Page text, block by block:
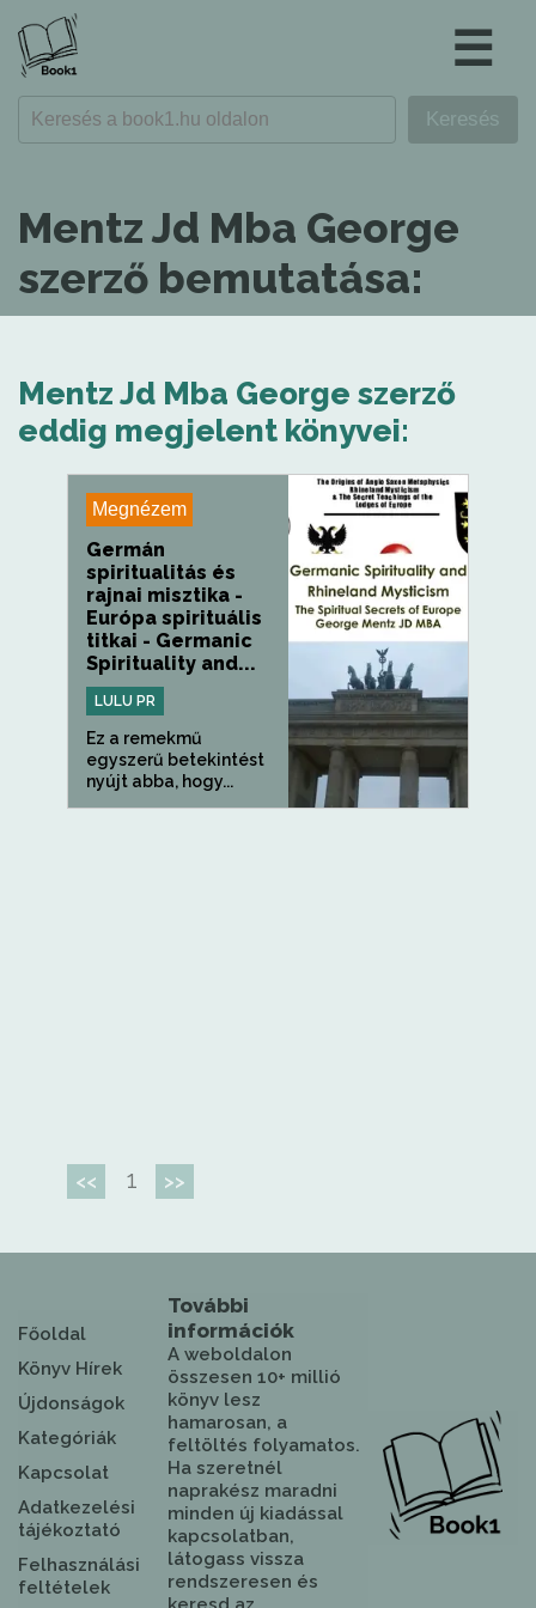
☰
Mentz Jd Mba George
szerző bemutatása:
Mentz Jd Mba George szerző
eddig megjelent könyvei:
Megnézem
Germán
spiritualitás és
rajnai misztika -
Európa spirituális
titkai - Germanic
Spirituality and...
LULU PR
Ez a remekmű
egyszerű betekintést
nyújt abba, hogy...
<< 1 >>
Főoldal
Könyv Hírek
Újdonságok
Kategóriák
Kapcsolat
Adatkezelési
tájékoztató
Felhasználási
feltételek
További
információk
A weboldalon
összesen 10+ millió
könyv lesz
hamarosan, a
feltöltés folyamatos.
Ha szeretnél
naprakész maradni
minden új kiadással
kapcsolatban,
látogass vissza
rendszeresen és